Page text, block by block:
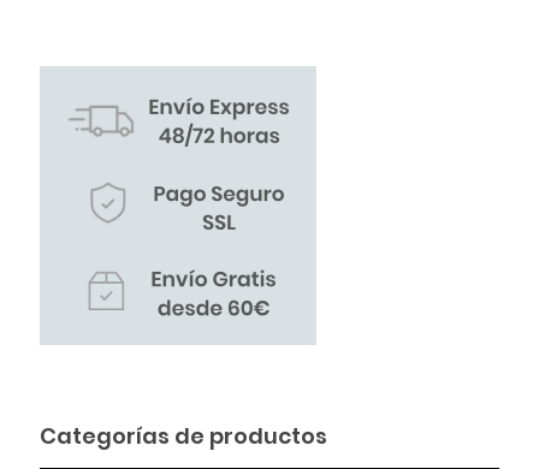
Categorías de productos